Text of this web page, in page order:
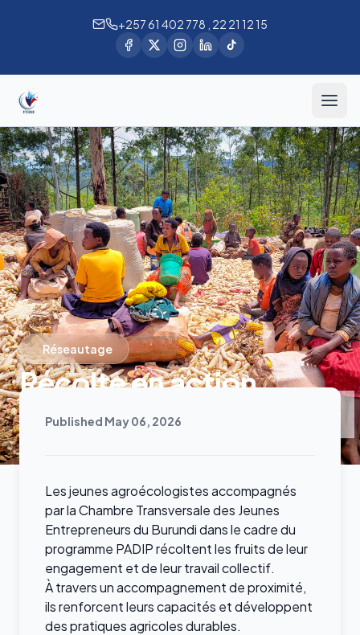
+257 61 402 778 , 22 21 12 15
Réseautage
Récolte en action
Published May 06, 2026
Les jeunes agroécologistes accompagnés
par la Chambre Transversale des Jeunes
Entrepreneurs du Burundi dans le cadre du
programme PADIP récoltent les fruits de leur
engagement et de leur travail collectif.
À travers un accompagnement de proximité,
ils renforcent leurs capacités et développent
des pratiques agricoles durables.